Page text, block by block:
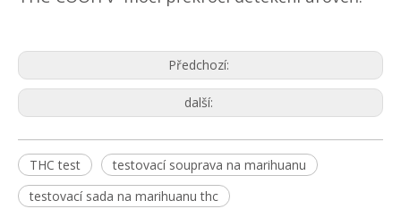
Předchozí:
další:
THC test
testovací souprava na marihuanu
testovací sada na marihuanu thc